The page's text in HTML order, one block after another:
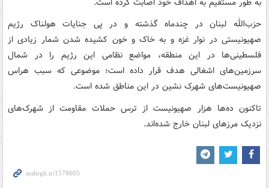
حزب‌الله لبنان در چندماه گذشته و در پی جنایات هولناک رژیم
صهیونیستی در نوار غزه و به خاک و خون کشیده شدن شمار زیادی از
فلسطینی‌ها در این منطقه، مواضع نظامی این رژیم را در شمال
سرزمین‌های اشغالی هدف قرار داده است؛ موضوعی که سبب هراس
صهیونیست‌های شهرک نشین در این مناطق شده است.
تاکنون ده‌ها هزار صهیونیست از ترس حملات مقاومت از شهرک‌های
نزدیک مرزهای لبنان خارج شده‌اند.